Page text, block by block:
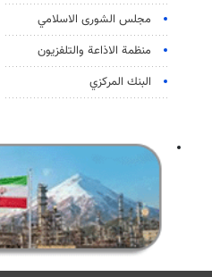
مجلس الشورى الاسلامي
منظمة الاذاعة والتلفزیون
البنك المركزي